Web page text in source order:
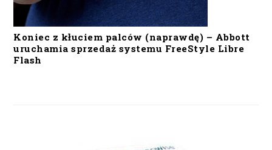
Koniec z kłuciem palców (naprawdę) – Abbott
uruchamia sprzedaż systemu FreeStyle Libre
Flash